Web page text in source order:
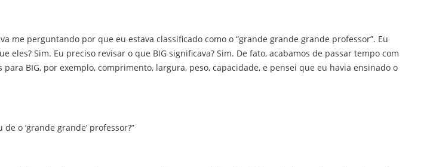
me perguntando por que eu estava classificado como o “grande grande grande professor”. Eu
eles? Sim. Eu preciso revisar o que BIG significava? Sim. De fato, acabamos de passar tempo com
BIG, por exemplo, comprimento, largura, peso, capacidade, e pensei que eu havia ensinado o
o ‘grande grande’ professor?”